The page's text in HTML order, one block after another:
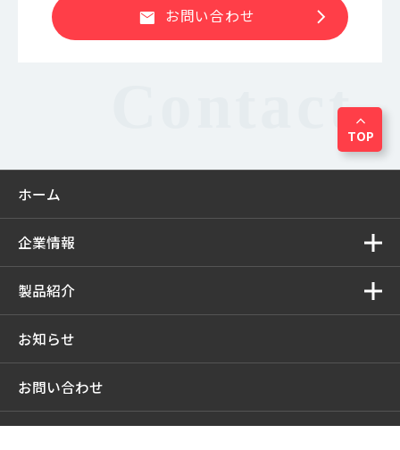
mail お問い合わせ chevron_right
expand_less
TOP
ホーム
企業情報
製品紹介
お知らせ
お問い合わせ